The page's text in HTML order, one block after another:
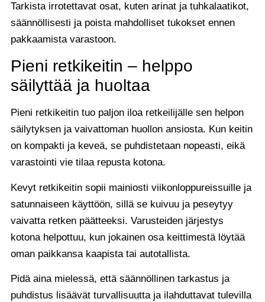
Tarkista irrotettavat osat, kuten arinat ja tuhkalaatikot,
säännöllisesti ja poista mahdolliset tukokset ennen
pakkaamista varastoon.
Pieni retkikeitin – helppo
säilyttää ja huoltaa
Pieni retkikeitin tuo paljon iloa retkeilijälle sen helpon
säilytyksen ja vaivattoman huollon ansiosta. Kun keitin
on kompakti ja keveä, se puhdistetaan nopeasti, eikä
varastointi vie tilaa repusta kotona.
Kevyt retkikeitin sopii mainiosti viikonloppureissuille ja
satunnaiseen käyttöön, sillä se kuivuu ja peseytyy
vaivatta retken päätteeksi. Varusteiden järjestys
kotona helpottuu, kun jokainen osa keittimestä löytää
oman paikkansa kaapista tai autotallista.
Pidä aina mielessä, että säännöllinen tarkastus ja
puhdistus lisäävät turvallisuutta ja ilahduttavat tulevilla